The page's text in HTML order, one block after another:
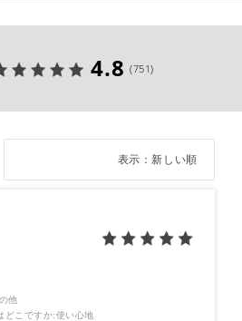
4.8 (751)
表示：新しい順
他
どこですか:使い心地